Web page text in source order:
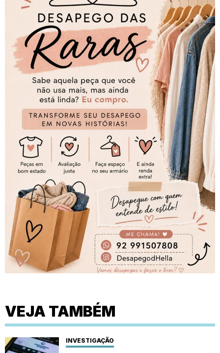
VEJA TAMBÉM
INVESTIGAÇÃO